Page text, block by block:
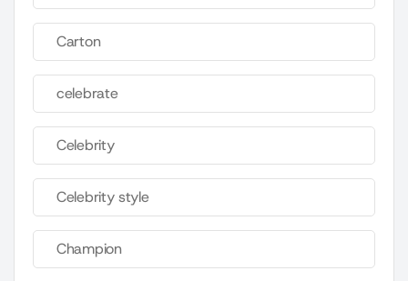
Carton
celebrate
Celebrity
Celebrity style
Champion